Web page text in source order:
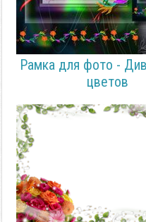
Рамка для фото -
цветов